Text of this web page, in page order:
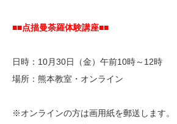
■■点描曼荼羅体験講座■■
日時：10月30日（金）午前10時～12時
場所：熊本教室・オンライン
※オンラインの方は画用紙を郵送します。